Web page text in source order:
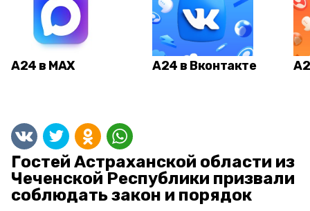
А24 в MAX А24 в Вконтакте
Гостей Астраханской области из
Чеченской Республики призвали
соблюдать закон и порядок